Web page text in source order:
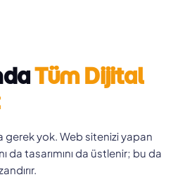
Tüm Dijital
gerek yok. Web sitenizi yapan
da tasarımını da üstlenir; bu da